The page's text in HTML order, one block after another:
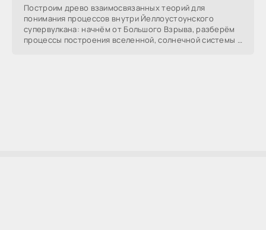
Построим древо взаимосвязанных теорий для
понимания процессов внутри Йеллоустоунского
супервулкана: начнём от Большого Взрыва, разберём
процессы построения вселенной, солнечной системы в